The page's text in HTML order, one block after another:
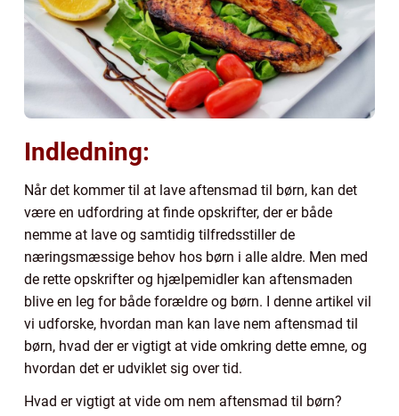
Indledning:
Når det kommer til at lave aftensmad til børn, kan det
være en udfordring at finde opskrifter, der er både
nemme at lave og samtidig tilfredsstiller de
næringsmæssige behov hos børn i alle aldre. Men med
de rette opskrifter og hjælpemidler kan aftensmaden
blive en leg for både forældre og børn. I denne artikel vil
vi udforske, hvordan man kan lave nem aftensmad til
børn, hvad der er vigtigt at vide omkring dette emne, og
hvordan det er udviklet sig over tid.
Hvad er vigtigt at vide om nem aftensmad til børn?